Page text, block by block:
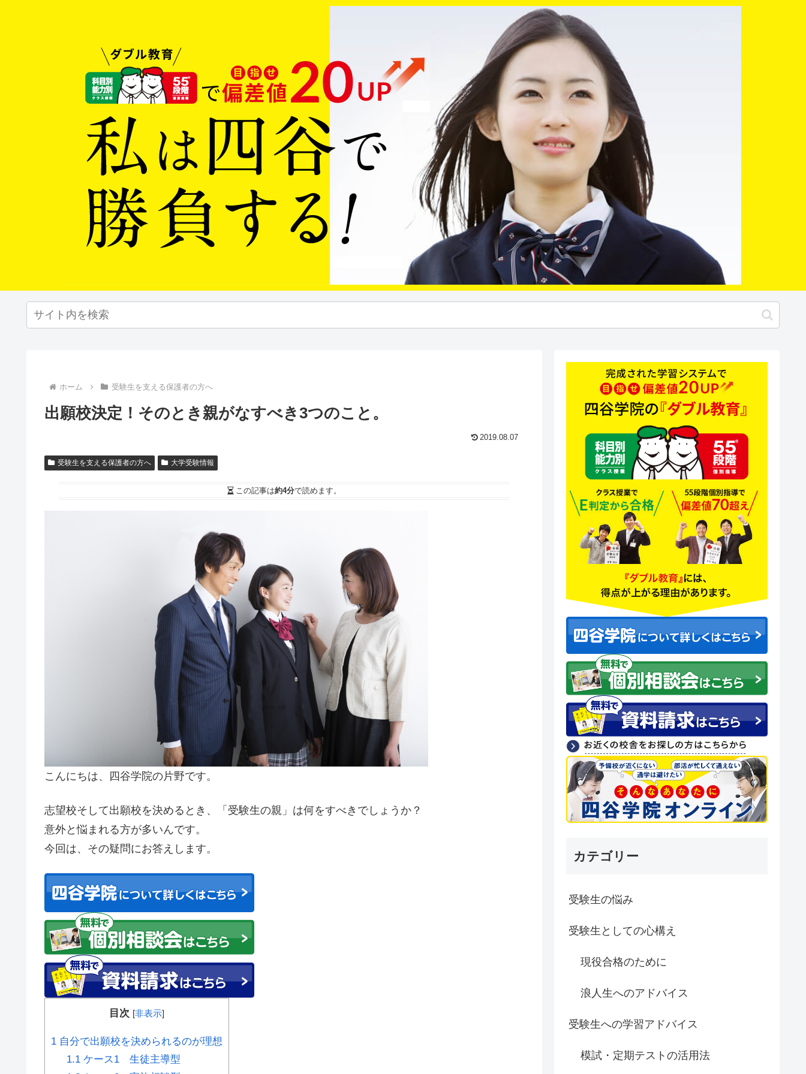
ホーム 受験生を支える保護者の方へ
出願校決定！そのとき親がなすべき3つのこと。
2019.08.07
受験生を支える保護者の方へ 大学受験情報
この記事は約4分で読めます。
こんにちは、四谷学院の片野です。
志望校そして出願校を決めるとき、
「受験生の親」は何をすべきでしょうか？
意外と悩まれる方が多いんです。
今回は、その疑問にお答えします。
目次 [非表示]
1 自分で出願校を決められるのが理想
1.1ケース1 生徒主導型
カテゴリー
受験生の悩み
受験生としての心構え
現役合格のために
浪人生へのアドバイス
受験生への学習アドバイス
模試・定期テストの活用法